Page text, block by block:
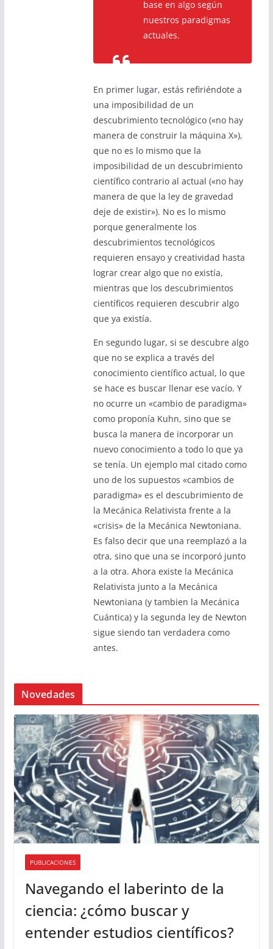
base en algo según
nuestros paradigmas
actuales.
En primer lugar, estás refiriéndote a
una imposibilidad de un
descubrimiento tecnológico («no hay
manera de construir la máquina X»),
que no es lo mismo que la
imposibilidad de un descubrimiento
científico contrario al actual («no hay
manera de que la ley de gravedad
deje de existir»). No es lo mismo
porque generalmente los
descubrimientos tecnológicos
requieren ensayo y creatividad hasta
lograr crear algo que no existía,
mientras que los descubrimientos
científicos requieren descubrir algo
que ya existía.
En segundo lugar, si se descubre algo
que no se explica a través del
conocimiento científico actual, lo que
se hace es buscar llenar ese vacío. Y
no ocurre un «cambio de paradigma»
como proponía Kuhn, sino que se
busca la manera de incorporar un
nuevo conocimiento a todo lo que ya
se tenía. Un ejemplo mal citado como
uno de los supuestos «cambios de
paradigma» es el descubrimiento de
la Mecánica Relativista frente a la
«crisis» de la Mecánica Newtoniana.
Es falso decir que una reemplazó a la
otra, sino que una se incorporó junto
a la otra. Ahora existe la Mecánica
Relativista junto a la Mecánica
Newtoniana (y tambien la Mecánica
Cuántica) y la segunda ley de Newton
sigue siendo tan verdadera como
antes.
Novedades
PUBLICACIONES
Navegando el laberinto de la
ciencia: ¿cómo buscar y
entender estudios científicos?